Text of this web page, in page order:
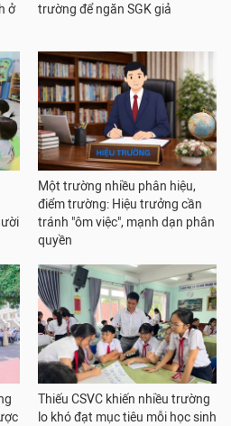
ở
trường để ngăn SGK giả
Một trường nhiều phân hiệu,
điểm trường: Hiệu trưởng cần
tránh "ôm việc", mạnh dạn phân
quyền
Thiếu CSVC khiến nhiều trường
lo khó đạt mục tiêu mỗi học sinh